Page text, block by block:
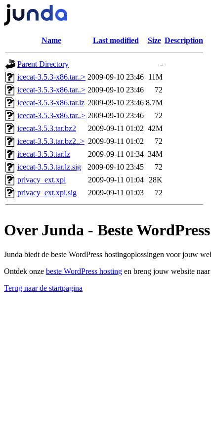
Name Last modified Size Description
Parent Directory
-
icecat-3.5.3-x86.tar..> 2009-09-10 23:46 11M
icecat-3.5.3-x86.tar..> 2009-09-10 23:46
72
icecat-3.5.3-x86.tar.lz 2009-09-10 23:46 8.7M
icecat-3.5.3-x86.tar..> 2009-09-10 23:46
72
icecat-3.5.3.tar.bz2
2009-09-11 01:02 42M
icecat-3.5.3.tar.bz2..> 2009-09-11 01:02
72
icecat-3.5.3.tar.lz
2009-09-11 01:34 34M
icecat-3.5.3.tar.lz.sig
2009-09-10 23:45
72
privacy_ext.xpi
2009-09-11 01:04
28K
privacy_ext.xpi.sig
2009-09-11 01:03 72
Over Junda - Beste
Junda biedt de beste WordPress hostingoplossingen voor jouw
Ontdek onze beste WordPress hosting en breng jouw website
Terug naar de startpagina